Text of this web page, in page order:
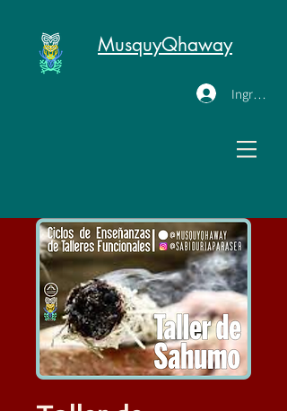
MusquyQhaway
Ingresar